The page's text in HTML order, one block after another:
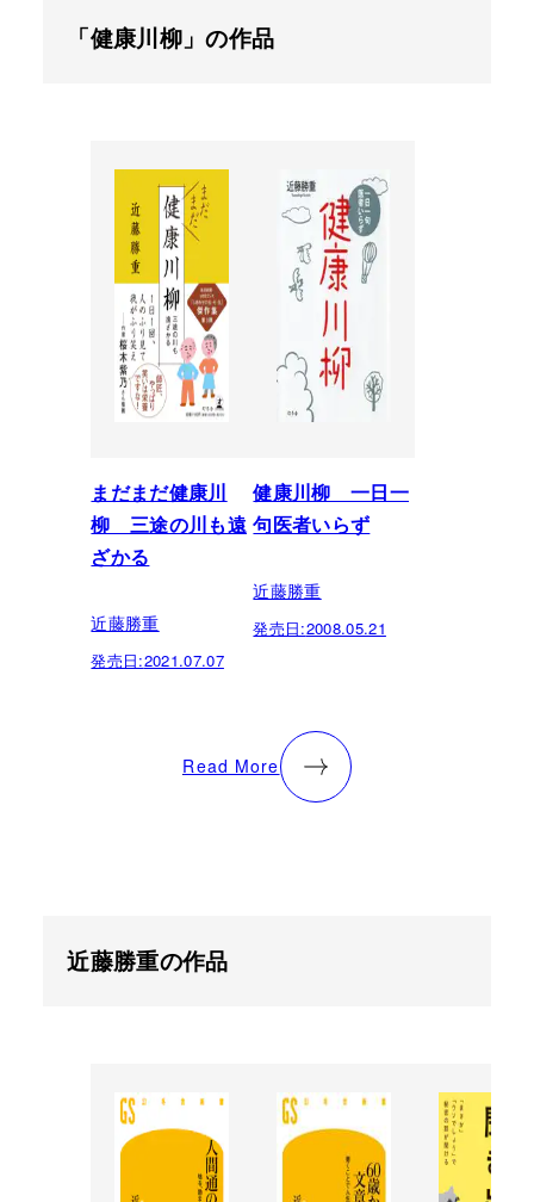
「健康川柳」の作品
まだまだ健康川
柳 三途の川も遠
ざかる
近藤勝重
発売日:2021.07.07
健康川柳 一日一
句医者いらず
近藤勝重
発売日:2008.05.21
Read More
近藤勝重の作品